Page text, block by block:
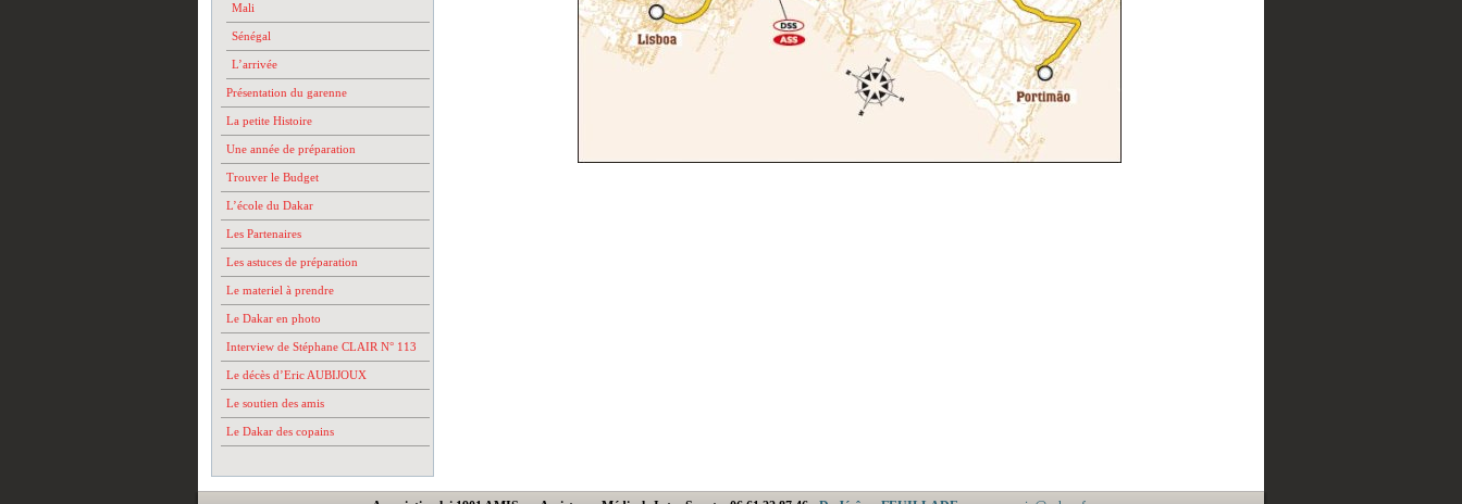
Mali
Sénégal
L’arrivée
Présentation du garenne
La petite Histoire
Une année de préparation
Trouver le Budget
L’école du Dakar
Les Partenaires
Les astuces de préparation
Le materiel à prendre
Le Dakar en photo
Interview de Stéphane CLAIR N° 113
Le décès d’Eric AUBIJOUX
Le soutien des amis
Le Dakar des copains